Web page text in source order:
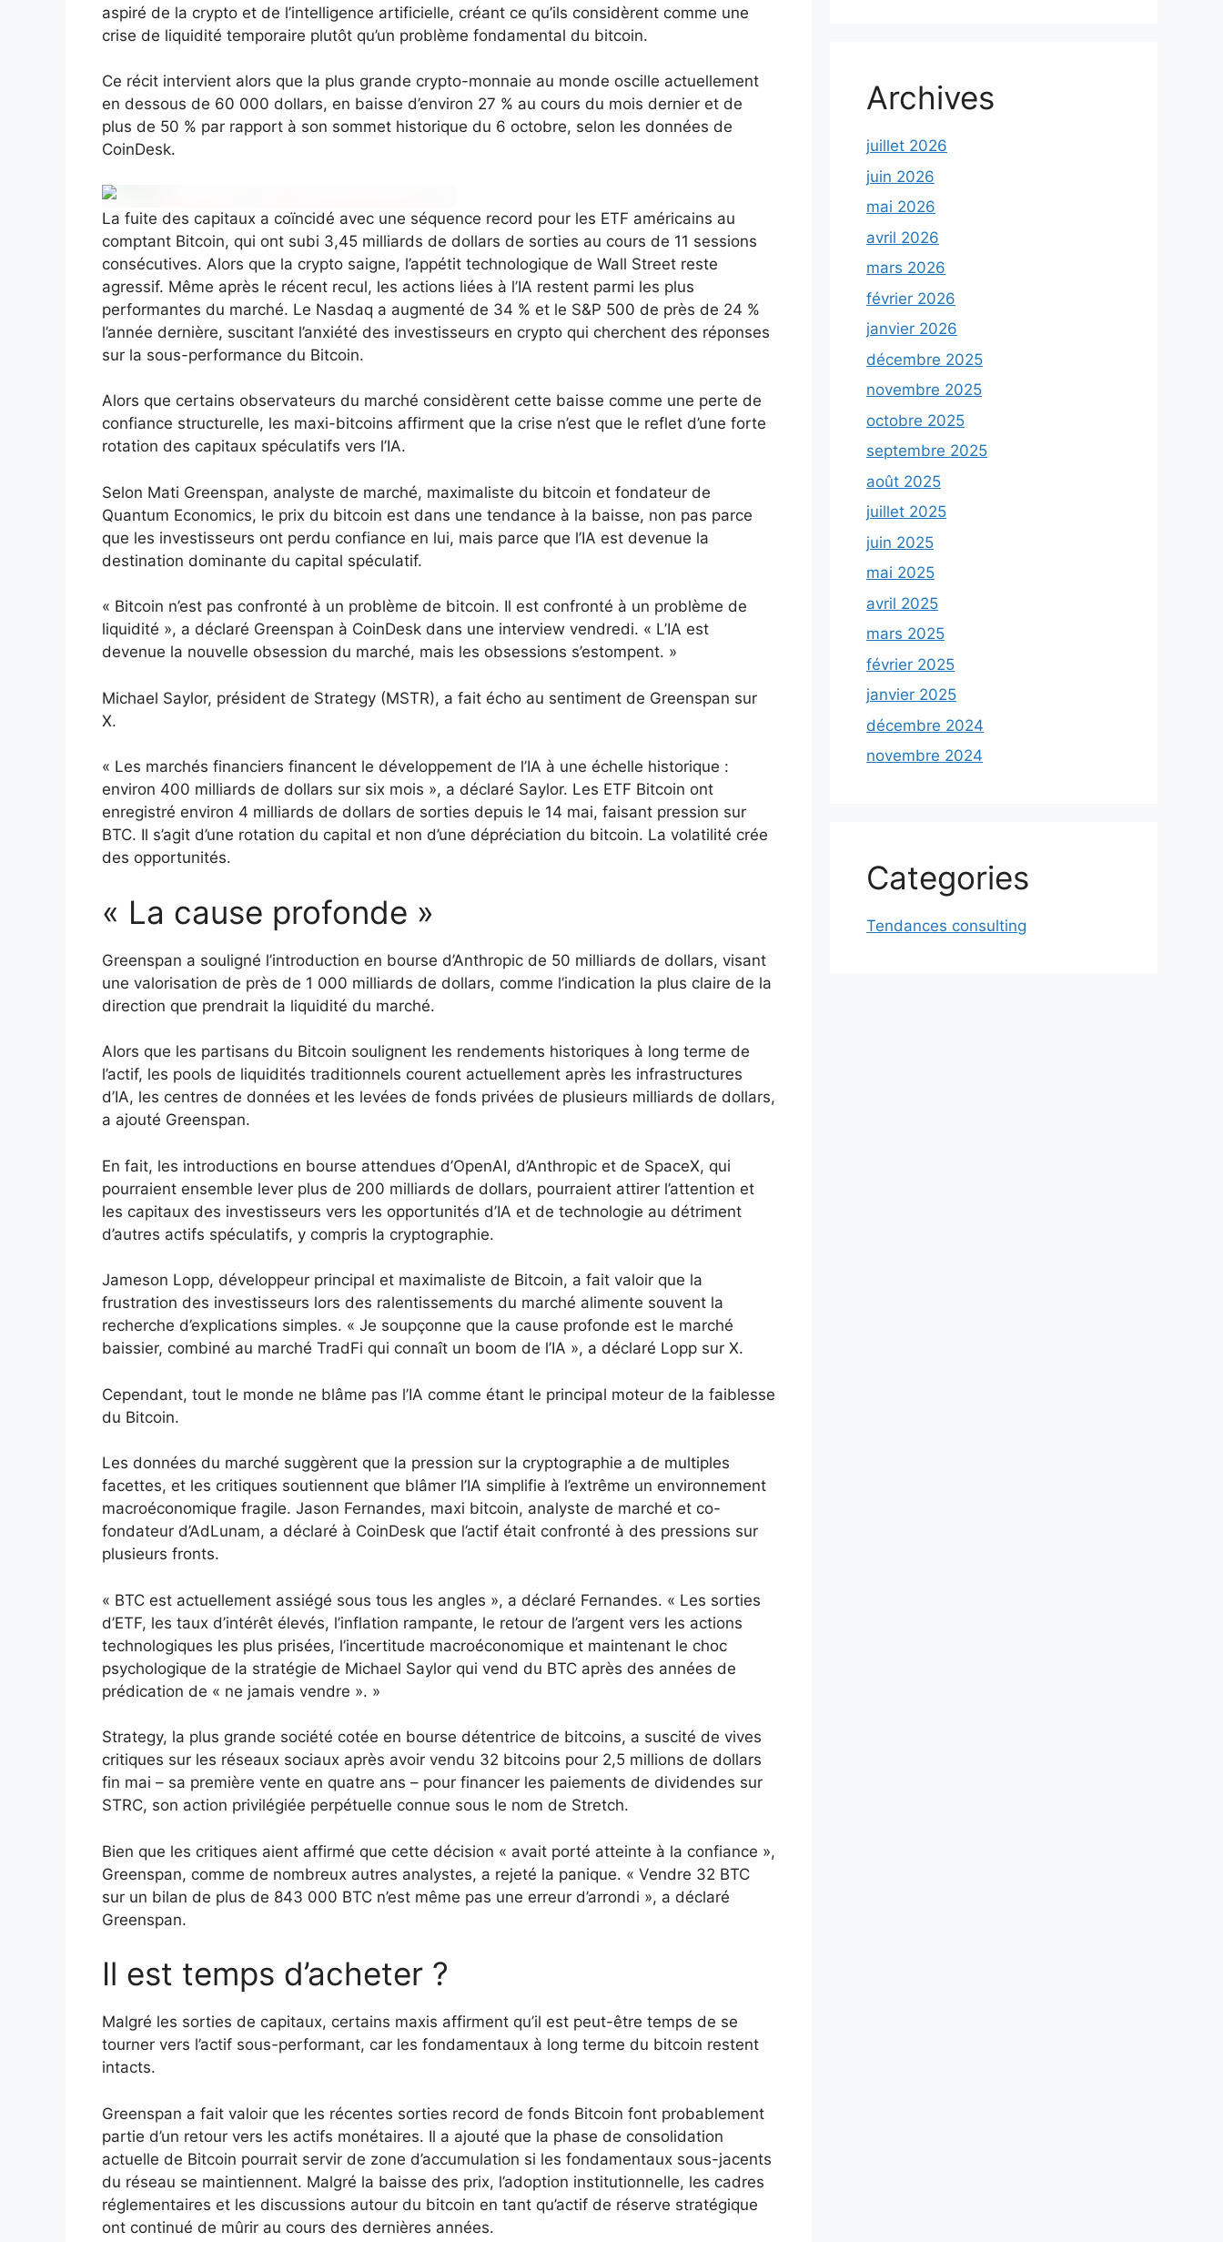
aspiré de la crypto et de l’intelligence artificielle, créant ce qu’ils considèrent comme une
crise de liquidité temporaire plutôt qu’un problème fondamental du bitcoin.
Ce récit intervient alors que la plus grande crypto-monnaie au monde oscille actuellement
en dessous de 60 000 dollars, en baisse d’environ 27 % au cours du mois dernier et de
plus de 50 % par rapport à son sommet historique du 6 octobre, selon les données de
CoinDesk.
La fuite des capitaux a coïncidé avec une séquence record pour les ETF américains au
comptant Bitcoin, qui ont subi 3,45 milliards de dollars de sorties au cours de 11 sessions
consécutives. Alors que la crypto saigne, l’appétit technologique de Wall Street reste
agressif. Même après le récent recul, les actions liées à l’IA restent parmi les plus
performantes du marché. Le Nasdaq a augmenté de 34 % et le S&P 500 de près de 24 %
l’année dernière, suscitant l’anxiété des investisseurs en crypto qui cherchent des réponses
sur la sous-performance du Bitcoin.
Alors que certains observateurs du marché considèrent cette baisse comme une perte de
confiance structurelle, les maxi-bitcoins affirment que la crise n’est que le reflet d’une forte
rotation des capitaux spéculatifs vers l’IA.
Selon Mati Greenspan, analyste de marché, maximaliste du bitcoin et fondateur de
Quantum Economics, le prix du bitcoin est dans une tendance à la baisse, non pas parce
que les investisseurs ont perdu confiance en lui, mais parce que l’IA est devenue la
destination dominante du capital spéculatif.
« Bitcoin n’est pas confronté à un problème de bitcoin. Il est confronté à un problème de
liquidité », a déclaré Greenspan à CoinDesk dans une interview vendredi. « L’IA est
devenue la nouvelle obsession du marché, mais les obsessions s’estompent. »
Michael Saylor, président de Strategy (MSTR), a fait écho au sentiment de Greenspan sur
X.
« Les marchés financiers financent le développement de l’IA à une échelle historique :
environ 400 milliards de dollars sur six mois », a déclaré Saylor. Les ETF Bitcoin ont
enregistré environ 4 milliards de dollars de sorties depuis le 14 mai, faisant pression sur
BTC. Il s’agit d’une rotation du capital et non d’une dépréciation du bitcoin. La volatilité crée
des opportunités.
« La cause profonde »
Greenspan a souligné l’introduction en bourse d’Anthropic de 50 milliards de dollars, visant
une valorisation de près de 1 000 milliards de dollars, comme l’indication la plus claire de la
direction que prendrait la liquidité du marché.
Alors que les partisans du Bitcoin soulignent les rendements historiques à long terme de
l’actif, les pools de liquidités traditionnels courent actuellement après les infrastructures
d’IA, les centres de données et les levées de fonds privées de plusieurs milliards de dollars,
a ajouté Greenspan.
En fait, les introductions en bourse attendues d’OpenAI, d’Anthropic et de SpaceX, qui
pourraient ensemble lever plus de 200 milliards de dollars, pourraient attirer l’attention et
les capitaux des investisseurs vers les opportunités d’IA et de technologie au détriment
d’autres actifs spéculatifs, y compris la cryptographie.
Jameson Lopp, développeur principal et maximaliste de Bitcoin, a fait valoir que la
frustration des investisseurs lors des ralentissements du marché alimente souvent la
recherche d’explications simples. « Je soupçonne que la cause profonde est le marché
baissier, combiné au marché TradFi qui connaît un boom de l’IA », a déclaré Lopp sur X.
Cependant, tout le monde ne blâme pas l’IA comme étant le principal moteur de la faiblesse
du Bitcoin.
Les données du marché suggèrent que la pression sur la cryptographie a de multiples
facettes, et les critiques soutiennent que blâmer l’IA simplifie à l’extrême un environnement
macroéconomique fragile. Jason Fernandes, maxi bitcoin, analyste de marché et co-
fondateur d’AdLunam, a déclaré à CoinDesk que l’actif était confronté à des pressions sur
plusieurs fronts.
« BTC est actuellement assiégé sous tous les angles », a déclaré Fernandes. « Les sorties
d’ETF, les taux d’intérêt élevés, l’inflation rampante, le retour de l’argent vers les actions
technologiques les plus prisées, l’incertitude macroéconomique et maintenant le choc
psychologique de la stratégie de Michael Saylor qui vend du BTC après des années de
prédication de « ne jamais vendre ». »
Strategy, la plus grande société cotée en bourse détentrice de bitcoins, a suscité de vives
critiques sur les réseaux sociaux après avoir vendu 32 bitcoins pour 2,5 millions de dollars
fin mai – sa première vente en quatre ans – pour financer les paiements de dividendes sur
STRC, son action privilégiée perpétuelle connue sous le nom de Stretch.
Bien que les critiques aient affirmé que cette décision « avait porté atteinte à la confiance »,
Greenspan, comme de nombreux autres analystes, a rejeté la panique. « Vendre 32 BTC
sur un bilan de plus de 843 000 BTC n’est même pas une erreur d’arrondi », a déclaré
Greenspan.
Il est temps d’acheter ?
Malgré les sorties de capitaux, certains maxis affirment qu’il est peut-être temps de se
tourner vers l’actif sous-performant, car les fondamentaux à long terme du bitcoin restent
intacts.
Greenspan a fait valoir que les récentes sorties record de fonds Bitcoin font probablement
partie d’un retour vers les actifs monétaires. Il a ajouté que la phase de consolidation
actuelle de Bitcoin pourrait servir de zone d’accumulation si les fondamentaux sous-jacents
du réseau se maintiennent. Malgré la baisse des prix, l’adoption institutionnelle, les cadres
réglementaires et les discussions autour du bitcoin en tant qu’actif de réserve stratégique
ont continué de mûrir au cours des dernières années.
Archives
juillet 2026
juin 2026
mai 2026
avril 2026
mars 2026
février 2026
janvier 2026
décembre 2025
novembre 2025
octobre 2025
septembre 2025
août 2025
juillet 2025
juin 2025
mai 2025
avril 2025
mars 2025
février 2025
janvier 2025
décembre 2024
novembre 2024
Categories
Tendances consulting